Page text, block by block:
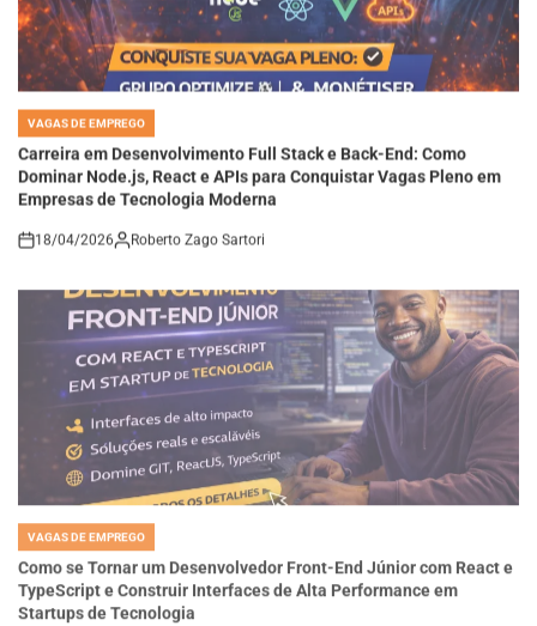
INCarreira em Desenvolvimento Full Stack e Back-End: Como
Dominar Node.js, React e APIs para Conquistar Vagas Pleno em
Empresas de Tecnologia Moderna
18/04/2026 Roberto Zago Sartori
POSTED
IN
VAGAS DE EMPREGO
Como se Tornar um Desenvolvedor Front-End Júnior com React e
TypeScript e Construir Interfaces de Alta Performance em
Startups de Tecnologia
on
18/04/2026 Thaisa Zago Sartori